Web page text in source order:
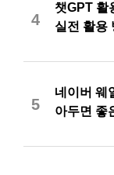
4
챗GPT 활
실전 활용
5
네이버 웨
아두면 좋